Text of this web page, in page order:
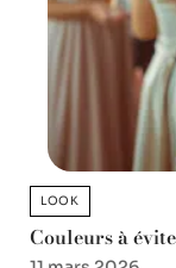
LOOK
Couleurs à